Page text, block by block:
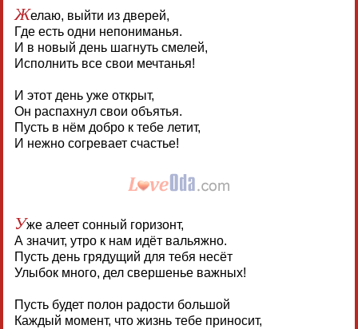
Желаю, выйти из дверей,
Где есть одни непониманья.
И в новый день шагнуть смелей,
Исполнить все свои мечтанья!
И этот день уже открыт,
Он распахнул свои объятья.
Пусть в нём добро к тебе летит,
И нежно согревает счастье!
Уже алеет сонный горизонт,
А значит, утро к нам идёт вальяжно.
Пусть день грядущий для тебя несёт
Улыбок много, дел свершенье важных!
Пусть будет полон радости большой
Каждый момент, что жизнь тебе приносит,